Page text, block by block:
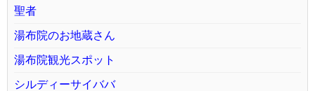
聖者
湯布院のお地蔵さん
湯布院観光スポット
シルディーサイババ